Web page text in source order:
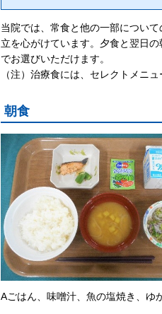
当院では、常食と他の一部につい
立を心がけています。夕食と翌日
でお選びいただけます。
（注）治療食には、セレクトメニ
朝食
Aごはん、味噌汁、魚の塩焼き、ゆ